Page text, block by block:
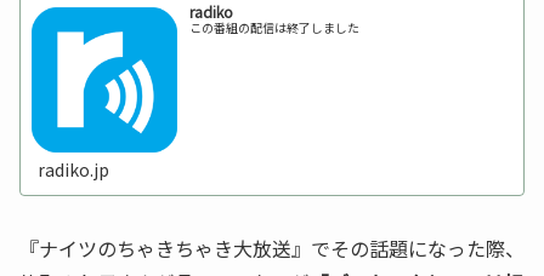
radiko
この番組の配信は終了しました
radiko.jp
『ナイツのちゃきちゃき大放送』でその話題になった際、